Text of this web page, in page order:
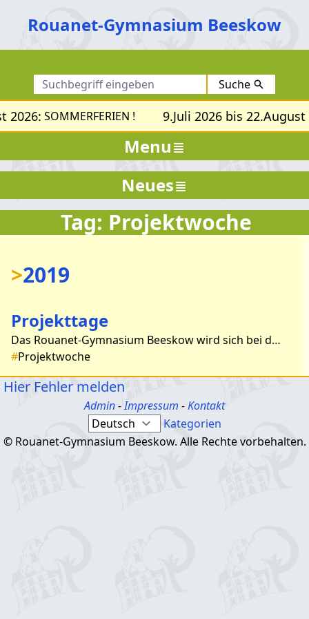
Rouanet-Gymnasium Beeskow
Suche
2026:SOMMERFERIEN ! 9.Juli 2026 bis 22.August
Menu
Tag: Projektwoche
>2019
Projekttage
Das Rouanet-Gymnasium Beeskow wird sich bei der Gestaltung der Projekttage in diesem Jahr dem Schulwettbewerb zur Entwicklungspolitik „alle für EINE WELT für alle“ ansc
#Projektwoche
Neues
Hier Fehler melden
Admin-Impressum -Kontakt
Kategorien
© Rouanet-Gymnasium Beeskow. Alle Rechte vorbehalten.